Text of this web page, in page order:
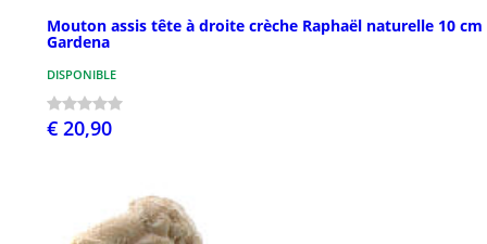
Mouton assis tête à droite crèche Raphaël naturelle 10 cm
Gardena
DISPONIBLE
€ 20,90